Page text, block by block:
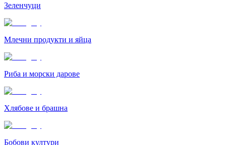
Зеленчуци
Млечни продукти и яйца
Риба и морски дарове
Хлябове и брашна
Бобови култури